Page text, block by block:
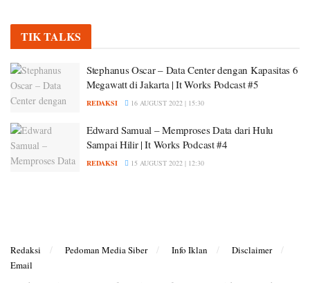
TIK TALKS
Stephanus Oscar – Data Center dengan Kapasitas 6
Megawatt di Jakarta | It Works Podcast #5
REDAKSI 16 AUGUST 2022 | 15:30
Edward Samual – Memproses Data dari Hulu
Sampai Hilir | It Works Podcast #4
REDAKSI 15 AUGUST 2022 | 12:30
Redaksi Pedoman Media Siber Info Iklan
Disclaimer
Email